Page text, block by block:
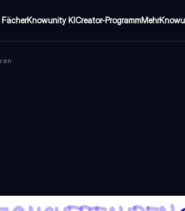
FächerKnowunity KICreator-ProgrammMehr